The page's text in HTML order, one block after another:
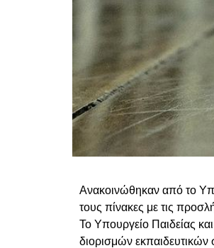
Ανακοινώθηκαν από το
τους πίνακες με τις
Το Υπουργείο Παιδείας
διορισμών εκπαιδευτικών